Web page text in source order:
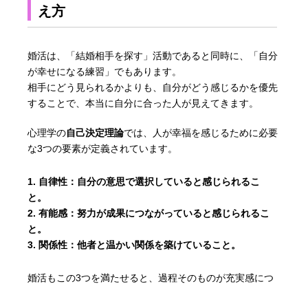
え方
婚活は、「結婚相手を探す」活動であると同時に、「自分
が幸せになる練習」でもあります。
相手にどう見られるかよりも、自分がどう感じるかを優先
することで、本当に自分に合った人が見えてきます。
心理学の自己決定理論では、人が幸福を感じるために必要
な3つの要素が定義されています。
自律性： 自分の意思で選択していると感じられるこ
と。
有能感：努力が成果につながっていると感じられるこ
と。
関係性：他者と温かい関係を築けていること。
婚活もこの3つを満たせると、過程そのものが充実感につ